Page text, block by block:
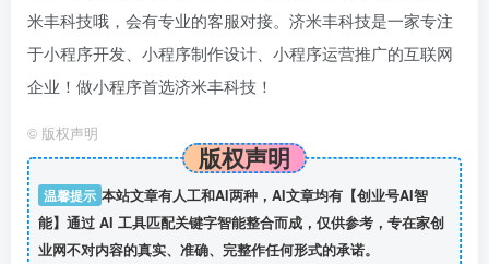
米丰科技哦，会有专业的客服对接。济米丰科技是一家专注
于小程序开发、小程序制作设计、小程序运营推广的互联网
企业！做小程序首选济米丰科技！
© 版权声明
版权声明
温馨提示 本站文章有人工和AI两种，AI文章均有【创业号AI智
能】通过 AI 工具匹配关键字智能整合而成，仅供参考，专在家创
业网不对内容的真实、准确、完整作任何形式的承诺。